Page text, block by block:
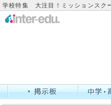
学校特集 大注目！ミッションスク